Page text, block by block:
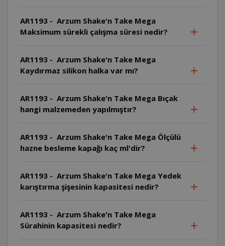
AR1193 - Arzum Shake'n Take Mega
Maksimum sürekli çalışma süresi nedir?
AR1193 - Arzum Shake'n Take Mega
Kaydırmaz silikon halka var mı?
AR1193 - Arzum Shake'n Take Mega Bıçak
hangi malzemeden yapılmıştır?
AR1193 - Arzum Shake'n Take Mega Ölçülü
hazne besleme kapağı kaç ml'dir?
AR1193 - Arzum Shake'n Take Mega Yedek
karıştırma şişesinin kapasitesi nedir?
AR1193 - Arzum Shake'n Take Mega
Sürahinin kapasitesi nedir?